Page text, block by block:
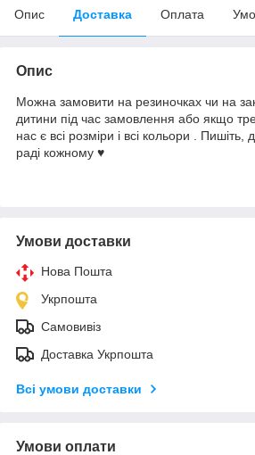
Опис Доставка Оплата
Опис
Можна замовити на резиночках чи на
дитини під час замовлення або якщо
нас є всі розміри і всі кольори . Пишіть,
раді кожному ♥️
Умови доставки
Нова Пошта
Укрпошта
Самовивіз
Доставка Укрпошта
Всі умови доставки
Умови оплати